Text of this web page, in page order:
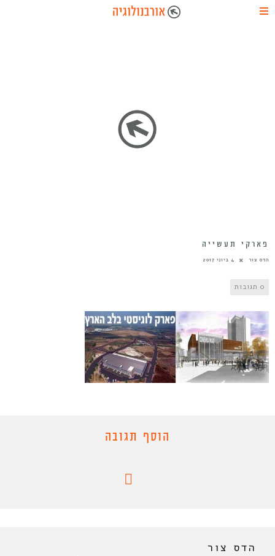
פארקי תעשייה
הדס צור 4 ביוני 2017
0 תגובות
הוסף תגובה
הדס צור